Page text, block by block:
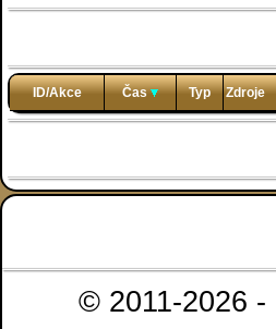
ID/Akce Čas Typ Zdroje
© 2011-2026 -